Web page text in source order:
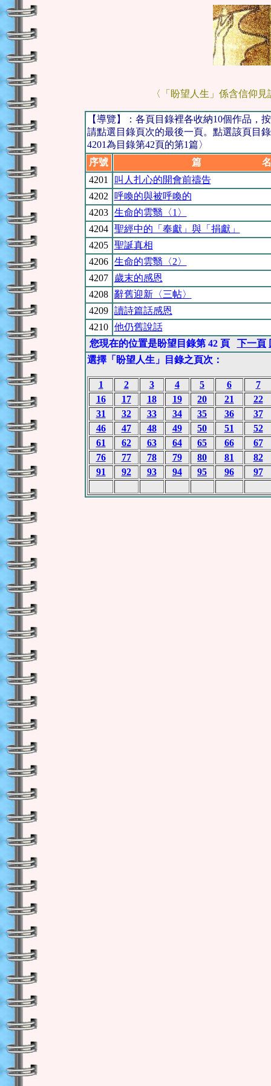
〈「盼望人生」係含信仰
【導覽】：各頁目錄裡各收納10個作品，
請點選目錄頁次的最後一頁。點選該頁目
4201為目錄第42頁的第1篇〉
序號
篇 名
4201
叫人扎心的開會前禱告
4202
呼喚的與被呼喚的
4203 生命的雲翳〈1〉
4204 聖經中的「奉獻」與「捐獻」
4205 聖誕真相
4206 生命的雲翳〈2〉
4207
歲末的感恩
4208 辭舊迎新〈三帖〉
4209 讀詩篇話感恩
4210 他仍舊說話
您現在的位置是盼望目錄第 42 頁
下一頁
選擇「盼望人生」目錄之頁次：
1 2 3 4 5 6
7
16
17 18 19 20 21
22
31
32 33 34 35 36
37
46
47 48 49 50 51
52
61
62 63 64 65 66
67
76
77 78 79 80 81
82
91
92 93 94 95 96 97